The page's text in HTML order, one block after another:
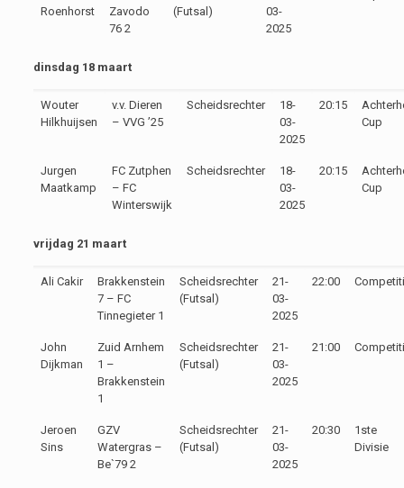
Roenhorst
Zavodo
76 2
(Futsal)
03-
2025
dinsdag 18 maart
Wouter
Hilkhuijsen
v.v. Dieren
– VVG ’25
Scheidsrechter
18-
03-
2025
20:15
Cup
Jurgen
Maatkamp
FC Zutphen
– FC
Winterswijk
Scheidsrechter
18-
03-
2025
20:15
Cup
vrijdag 21 maart
Ali Cakir
Brakkenstein
7 – FC
Tinnegieter 1
Scheidsrechter
(Futsal)
21-
03-
2025
22:00
John
Dijkman
Zuid Arnhem
1 –
Brakkenstein
1
Scheidsrechter
(Futsal)
21-
03-
2025
21:00
Jeroen
Sins
GZV
Watergras –
Be`79 2
Scheidsrechter
(Futsal)
21-
03-
2025
20:30
1ste
Divisie